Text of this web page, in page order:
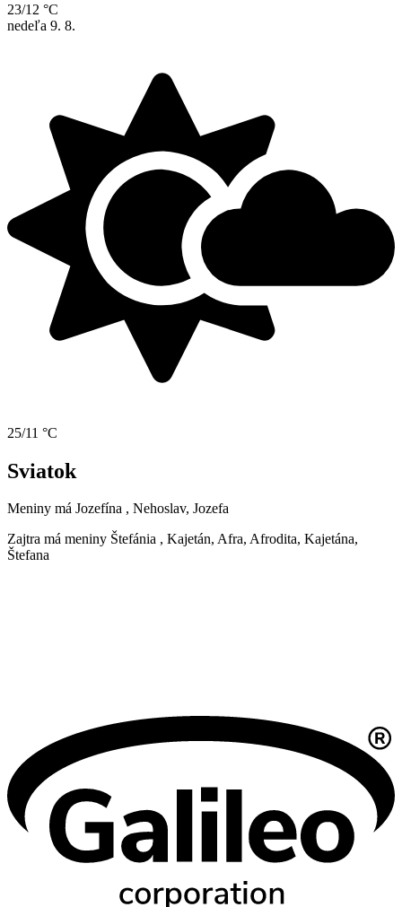
23/12 °C
nedeľa 9. 8.
25/11 °C
Sviatok
Meniny má Jozefína , Nehoslav, Jozefa
Zajtra má meniny Štefánia , Kajetán, Afra, Afrodita, Kajetána,
Štefana